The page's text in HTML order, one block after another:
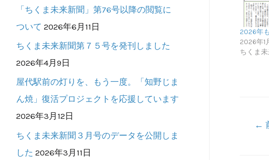
「ちくま未来新聞」第76号以降の閲覧に
ついて 2026年6月11日
ちくま未来新聞第７５号を発刊しました
2026年4月9日
屋代駅前の灯りを、もう一度。「知野じま
ん焼」復活プロジェクトを応援しています
2026年3月12日
ちくま未来新聞３月号のデータを公開しま
した 2026年3月11日
2026年
2026年1
ちくま
←